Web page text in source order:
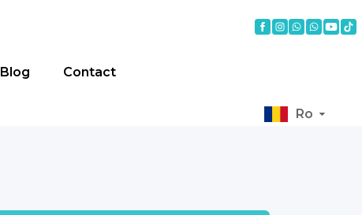
Blog Contact
Ro